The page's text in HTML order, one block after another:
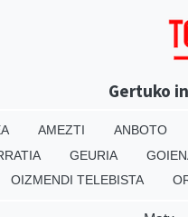
Gertuko
AMEZTI ANBOTO
GEURIA
OIZMENDI TELEBISTA